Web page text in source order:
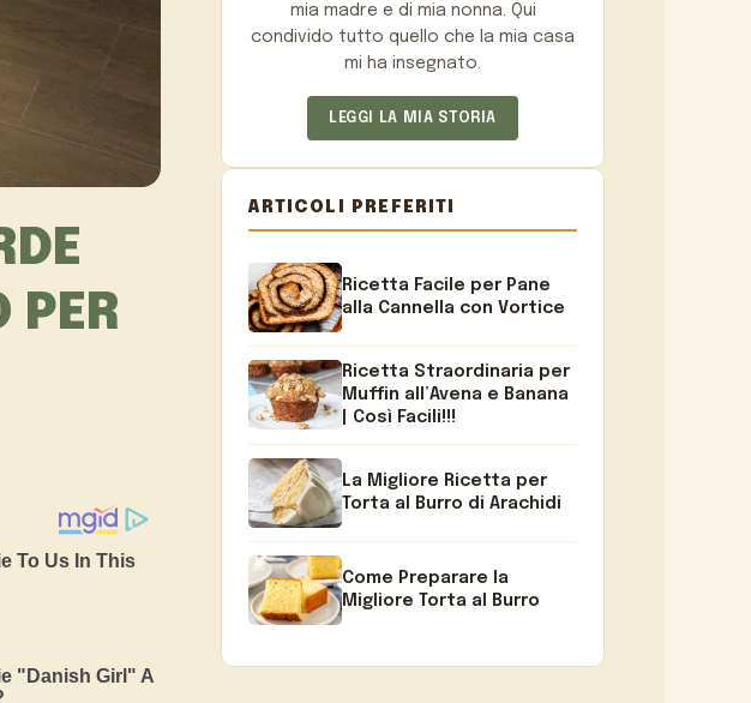
PER
mia madre e di mia nonna. Qui
condivido tutto quello che la mia casa
mi ha insegnato.
LEGGI LA MIA STORIA
ARTICOLI PREFERITI
Ricetta Facile per Pane
alla Cannella con Vortice
Ricetta Straordinaria per
Muffin all’Avena e Banana
| Così Facili!!!
La Migliore Ricetta per
Torta al Burro di Arachidi
Come Preparare la
Migliore Torta al Burro